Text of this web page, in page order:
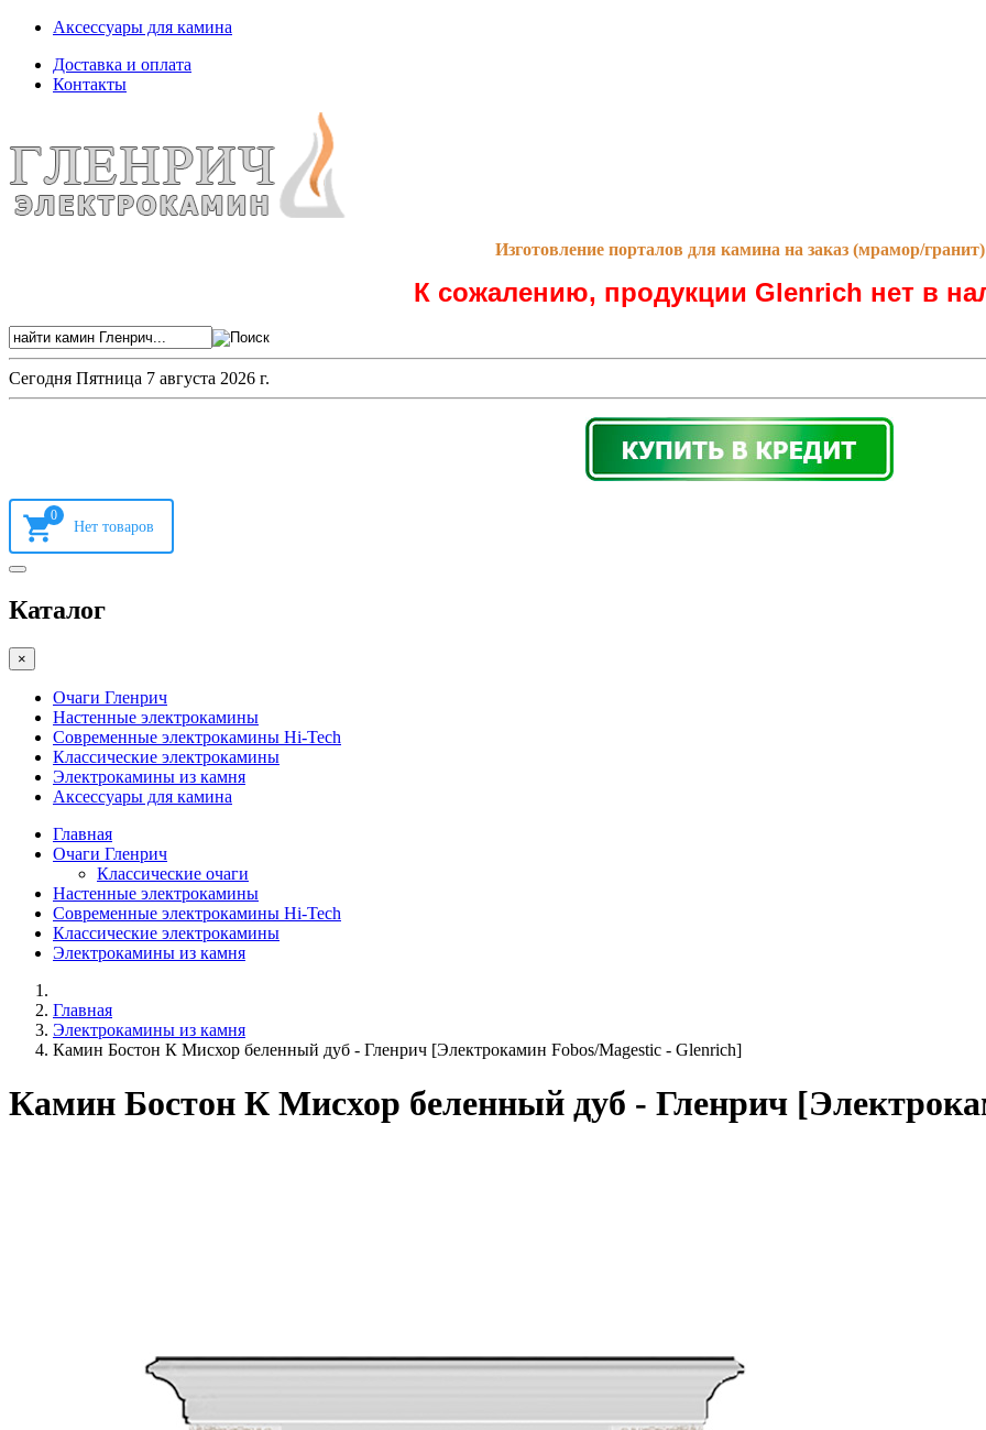
Аксессуары для камина
Доставка и оплата
Контакты
Изготовление порталов для камина на заказ (мрамор/гранит)
К сожалению, продукции Glenrich нет в
Сегодня Пятница 7 августа 2026 г.
0
Каталог
×
Очаги Гленрич
Настенные электрокамины
Современные электрокамины Hi-Tech
Классические электрокамины
Электрокамины из камня
Аксессуары для камина
Главная
Очаги Гленрич
Классические очаги
Настенные электрокамины
Современные электрокамины Hi-Tech
Классические электрокамины
Электрокамины из камня
Главная
Электрокамины из камня
Камин Бостон К Мисхор беленный дуб - Гленрич [Электрокамин Fobos/Magestic - Glenrich]
Камин Бостон К Мисхор беленный дуб - Гленрич